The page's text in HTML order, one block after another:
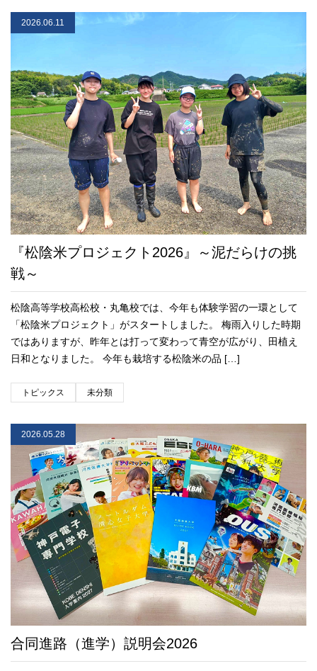
2026.06.11
『松陰米プロジェクト2026』～泥だらけの挑
戦～
松陰高等学校高松校・丸亀校では、今年も体験学習の一環として
「松陰米プロジェクト」がスタートしました。 梅雨入りした時期
ではありますが、昨年とは打って変わって青空が広がり、田植え
日和となりました。 今年も栽培する松陰米の品 […]
トピックス 未分類
2026.05.28
合同進路（進学）説明会2026